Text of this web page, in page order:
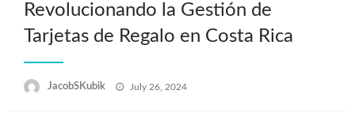
Revolucionando la Gestión de
Tarjetas de Regalo en Costa Rica
JacobSKubik
Posted
July 26, 2024